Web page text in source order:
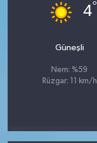
4°
Güneşli
Nem: %59
Rüzgar: 11 km/h